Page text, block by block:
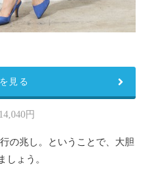
14,040円
の兆し。ということで、大胆
しょう。
見る